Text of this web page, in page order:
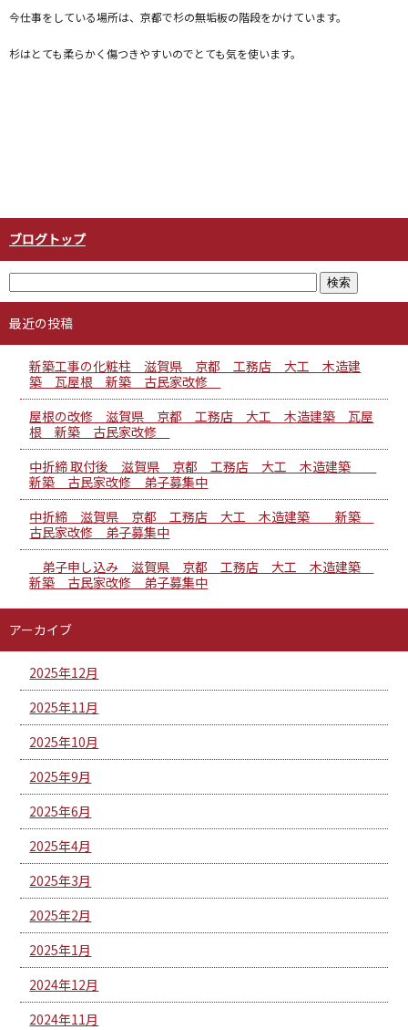
今仕事をしている場所は、京都で杉の無垢板の階段をかけています。
杉はとても柔らかく傷つきやすいのでとても気を使います。
ブログトップ
最近の投稿
新築工事の化粧柱 滋賀県 京都 工務店 大工 木造建
築 瓦屋根 新築 古民家改修
屋根の改修 滋賀県 京都 工務店 大工 木造建築 瓦屋
根 新築 古民家改修
中折締 取付後 滋賀県 京都 工務店 大工 木造建築
新築 古民家改修 弟子募集中
中折締 滋賀県 京都 工務店 大工 木造建築 新築
古民家改修 弟子募集中
弟子申し込み 滋賀県 京都 工務店 大工 木造建築
新築 古民家改修 弟子募集中
アーカイブ
2025年12月
2025年11月
2025年10月
2025年9月
2025年6月
2025年4月
2025年3月
2025年2月
2025年1月
2024年12月
2024年11月